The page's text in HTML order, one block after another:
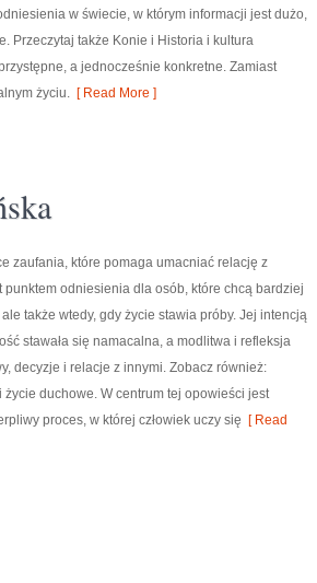
w świecie, w którym informacji jest dużo,
Przeczytaj także Konie i Historia i kultura
a jednocześnie konkretne. Zamiast
życiu. [ Read More ]
zaufania, które pomaga umacniać relację z
punktem odniesienia dla osób, które chcą bardziej
także wtedy, gdy życie stawia próby. Jej intencją
stawała się namacalna, a modlitwa i refleksja
decyzje i relacje z innymi. Zobacz również:
duchowe. W centrum tej opowieści jest
proces, w której człowiek uczy się [ Read